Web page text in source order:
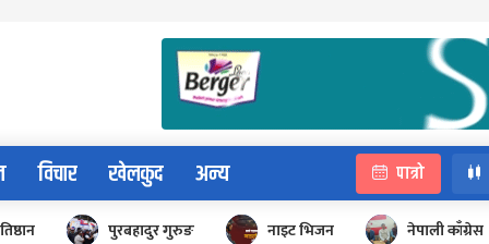
विचार खेलकुद अन्य पात्रो
पुरबहादुर गुरुङ नाइट भिजन नेपाली काँग्रेस